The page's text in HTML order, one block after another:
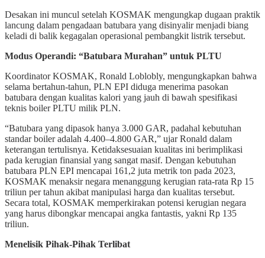
Desakan ini muncul setelah KOSMAK mengungkap dugaan praktik
lancung dalam pengadaan batubara yang disinyalir menjadi biang
keladi di balik kegagalan operasional pembangkit listrik tersebut.
Modus Operandi: “Batubara Murahan” untuk PLTU
Koordinator KOSMAK, Ronald Loblobly, mengungkapkan bahwa
selama bertahun-tahun, PLN EPI diduga menerima pasokan
batubara dengan kualitas kalori yang jauh di bawah spesifikasi
teknis boiler PLTU milik PLN.
“Batubara yang dipasok hanya 3.000 GAR, padahal kebutuhan
standar boiler adalah 4.400–4.800 GAR,” ujar Ronald dalam
keterangan tertulisnya. Ketidaksesuaian kualitas ini berimplikasi
pada kerugian finansial yang sangat masif. Dengan kebutuhan
batubara PLN EPI mencapai 161,2 juta metrik ton pada 2023,
KOSMAK menaksir negara menanggung kerugian rata-rata Rp 15
triliun per tahun akibat manipulasi harga dan kualitas tersebut.
Secara total, KOSMAK memperkirakan potensi kerugian negara
yang harus dibongkar mencapai angka fantastis, yakni Rp 135
triliun.
Menelisik Pihak-Pihak Terlibat